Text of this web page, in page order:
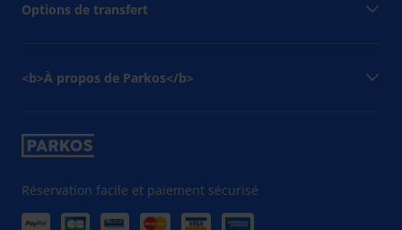
Réservation facile et paiement sécurisé
Options de transfert
<b>À propos de Parkos</b>